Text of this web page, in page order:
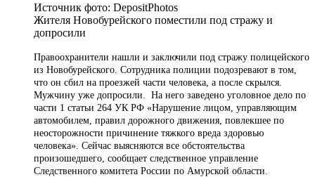
Источник фото: DepositPhotos
Жителя Новобурейского поместили под стражу и
допросили
Правоохранители нашли и заключили под стражу полицейского
из Новобурейского. Сотрудника полиции подозревают в том,
что он сбил на проезжей части человека, а после скрылся.
Мужчину уже допросили. На него заведено уголовное дело по
части 1 статьи 264 УК РФ «Нарушение лицом, управляющим
автомобилем, правил дорожного движения, повлекшее по
неосторожности причинение тяжкого вреда здоровью
человека». Сейчас выясняются все обстоятельства
произошедшего, сообщает следственное управление
Следственного комитета России по Амурской области.